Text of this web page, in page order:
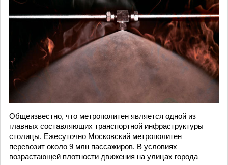
Общеизвестно, что метрополитен является одной из
главных составляющих транспортной инфраструктуры
столицы. Ежесуточно Московский метрополитен
перевозит около 9 млн пассажиров. В условиях
возрастающей плотности движения на улицах города